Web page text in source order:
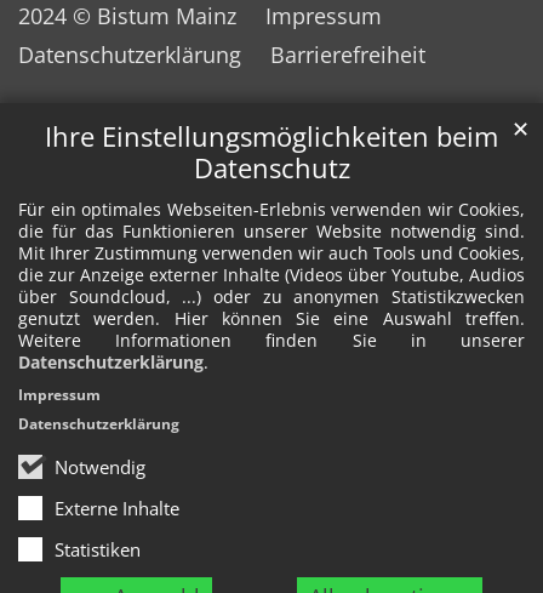
Ihre Einstellungsmöglichkeiten beim
Datenschutz
Für ein optimales Webseiten-Erlebnis verwenden wir Cookies,
die für das Funktionieren unserer Website notwendig sind.
Mit Ihrer Zustimmung verwenden wir auch Tools und Cookies,
die zur Anzeige externer Inhalte (Videos über Youtube, Audios
über Soundcloud, ...) oder zu anonymen Statistikzwecken
genutzt werden. Hier können Sie eine Auswahl treffen.
Weitere Informationen finden Sie in unserer
Datenschutzerklärung.
Notwendig
Externe Inhalte
Statistiken
✕
Impressum
Datenschutzerklärung
2024 © Bistum Mainz
Impressum
Datenschutzerklärung
Barrierefreiheit